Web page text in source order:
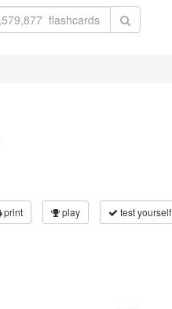
print play test yourself